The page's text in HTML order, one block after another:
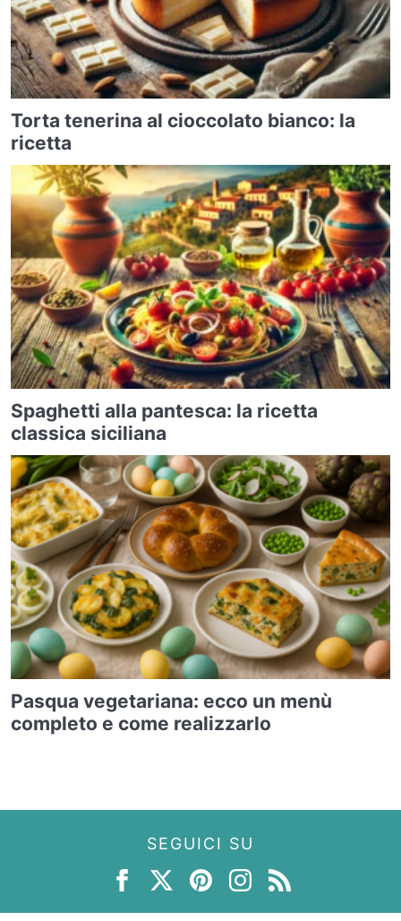
Torta tenerina al cioccolato bianco: la
ricetta
Spaghetti alla pantesca: la ricetta
classica siciliana
Pasqua vegetariana: ecco un menù
completo e come realizzarlo
SEGUICI SU